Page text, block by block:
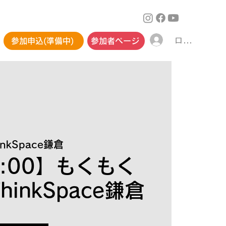
参加申込(準備中) 参加者ページ ログイン
鎌倉
】もくもく
鎌倉